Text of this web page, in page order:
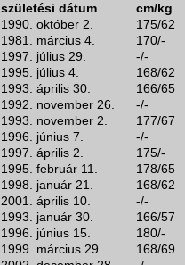
születési dátum cm/kg
1990. október 2. 175/62
1981. március 4. 170/-
1997. július 29. -/-
1995. július 4. 168/62
1993. április 30. 166/65
1992. november 26. -/-
1993. november 2. 177/67
1996. június 7. -/-
1997. április 2. 175/-
1995. február 11. 178/65
1998. január 21. 168/62
2001. április 10. -/-
1993. január 30. 166/57
1996. június 15. 180/-
1999. március 29. 168/69